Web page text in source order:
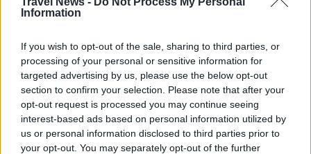
Information
If you wish to opt-out of the sale, sharing to third parties, or
processing of your personal or sensitive information for
targeted advertising by us, please use the below opt-out
section to confirm your selection. Please note that after your
opt-out request is processed you may continue seeing
interest-based ads based on personal information utilized by
us or personal information disclosed to third parties prior to
your opt-out. You may separately opt-out of the further